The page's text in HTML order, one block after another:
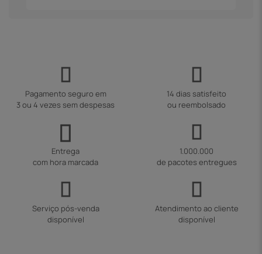
Pagamento seguro em
3 ou 4 vezes sem despesas
14 dias satisfeito
ou reembolsado
Entrega
com hora marcada
1.000.000
de pacotes entregues
Serviço pós-venda
disponível
Atendimento ao cliente
disponível